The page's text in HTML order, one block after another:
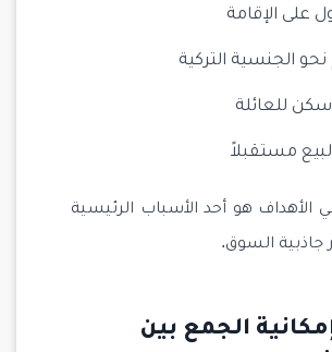
على الإقامة
نحو الجنسية التركية
للعائلة
مستقبلاً
الأهداف هو أحد الأسباب الرئيسية
جاذبية السوق.
إمكانية الجمع بين